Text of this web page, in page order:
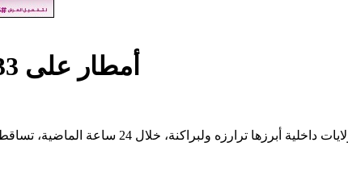
أمطار على 33 منطقة شملت ترارزه ولبراكنه (مقاييس)